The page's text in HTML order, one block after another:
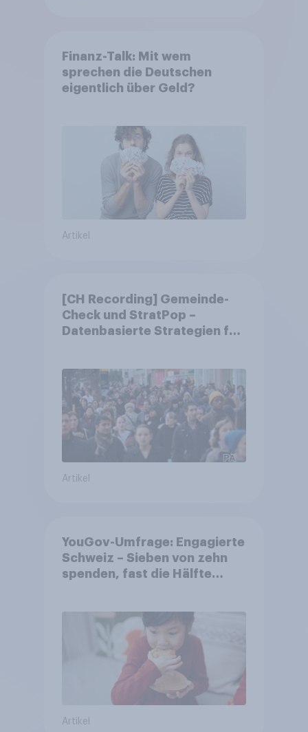
Finanz-Talk: Mit wem
sprechen die Deutschen
eigentlich über Geld?
Artikel
[CH Recording] Gemeinde-
Check und StratPop –
Datenbasierte Strategien für
Artikel
YouGov-Umfrage: Engagierte
Schweiz – Sieben von zehn
spenden, fast die Hälfte
Artikel